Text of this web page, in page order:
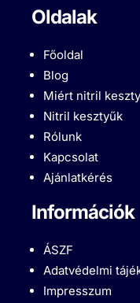
Oldalak
Főoldal
Blog
Miért nitril
Nitril kesztyűk
Rólunk
Kapcsolat
Ajánlatkérés
Információk
ÁSZF
Adatvédelmi
Impresszum